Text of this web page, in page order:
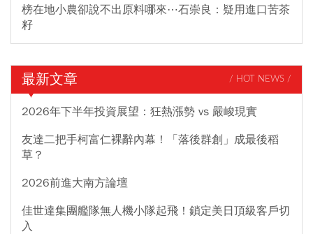
榜在地小農卻說不出原料哪來⋯石崇良：疑用進口苦茶
籽
最新文章 / HOT NEWS /
2026年下半年投資展望：狂熱漲勢 vs 嚴峻現實
友達二把手柯富仁裸辭內幕！「落後群創」成最後稻
草？
2026前進大南方論壇
佳世達集團艦隊無人機小隊起飛！鎖定美日頂級客戶切
入